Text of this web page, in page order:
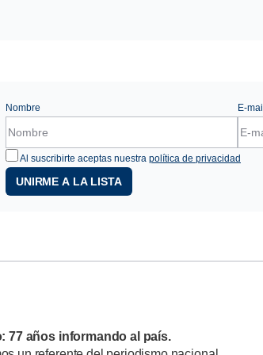
Nombre E-mail
Al suscribirte aceptas nuestra política de privacidad
UNIRME A LA LISTA
77 años informando al país.